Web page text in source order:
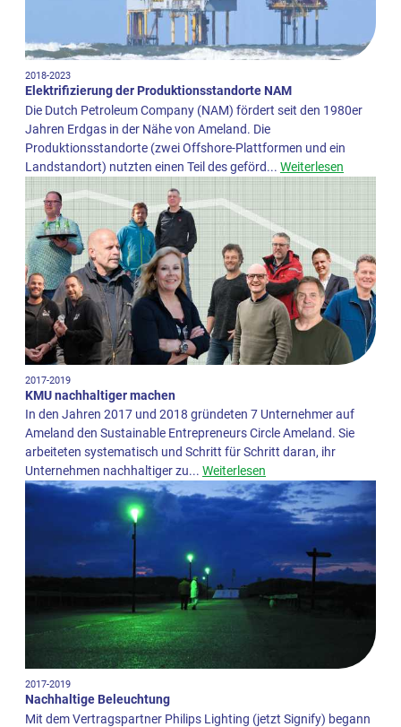
2018-2023
Elektrifizierung der Produktionsstandorte NAM
Die Dutch Petroleum Company (NAM) fördert seit den 1980er
Jahren Erdgas in der Nähe von Ameland. Die
Produktionsstandorte (zwei Offshore-Plattformen und ein
Landstandort) nutzten einen Teil des geförd... Weiterlesen
2017-2019
KMU nachhaltiger machen
In den Jahren 2017 und 2018 gründeten 7 Unternehmer auf
Ameland den Sustainable Entrepreneurs Circle Ameland. Sie
arbeiteten systematisch und Schritt für Schritt daran, ihr
Unternehmen nachhaltiger zu... Weiterlesen
2017-2019
Nachhaltige Beleuchtung
Mit dem Vertragspartner Philips Lighting (jetzt Signify) begann